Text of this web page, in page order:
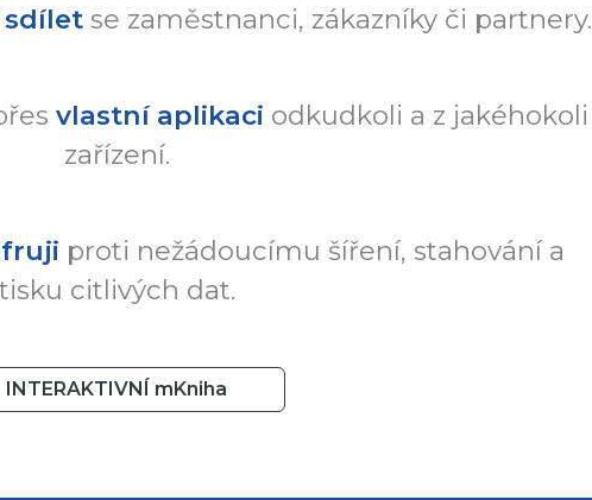
sdíletse zaměstnanci, zákazníky či partnery.
vlastní aplikaci odkudkoli a z jakéhokoli
zařízení.
proti nežádoucímu šíření, stahování a
tisku citlivých dat.
INTERAKTIVNÍ mKniha